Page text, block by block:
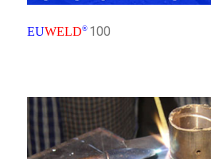
EUWELD® 100